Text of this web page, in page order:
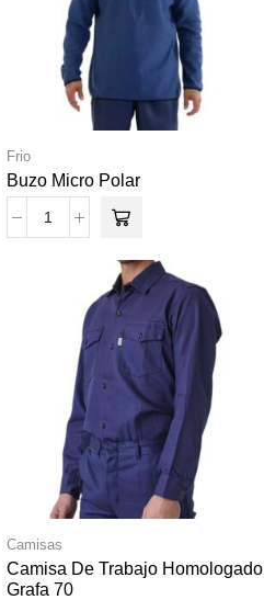
Frio
Buzo Micro Polar
Camisas
Camisa De Trabajo Homologado
Grafa 70